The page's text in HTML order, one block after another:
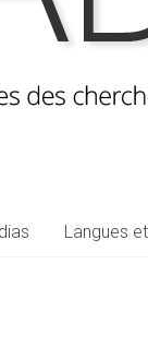
Langues